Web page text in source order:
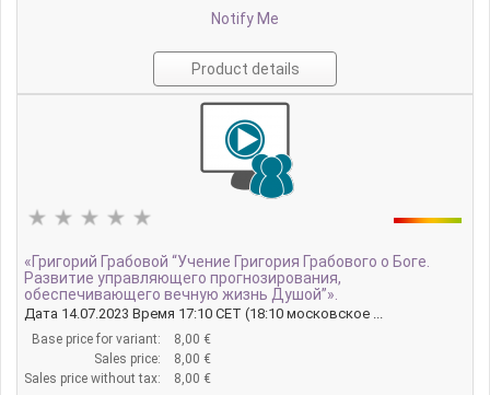
Notify Me
Product details
«Григорий Грабовой “Учение Григория Грабового о Боге.
Развитие управляющего прогнозирования,
обеспечивающего вечную жизнь Душой”».
Дата 14.07.2023 Время 17:10 CET (18:10 московское ...
Base price for variant:
8,00 €
Sales price:
8,00 €
Sales price without tax:
8,00 €